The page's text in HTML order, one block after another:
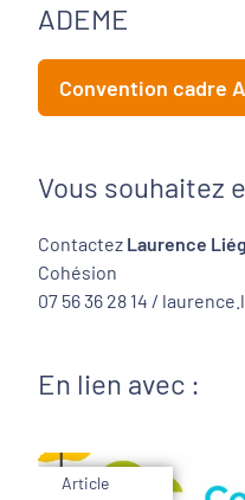
ADEME
Convention cadre
Vous souhaitez
Contactez Laurence
Cohésion
07 56 36 28 14 /
En lien avec :
Article